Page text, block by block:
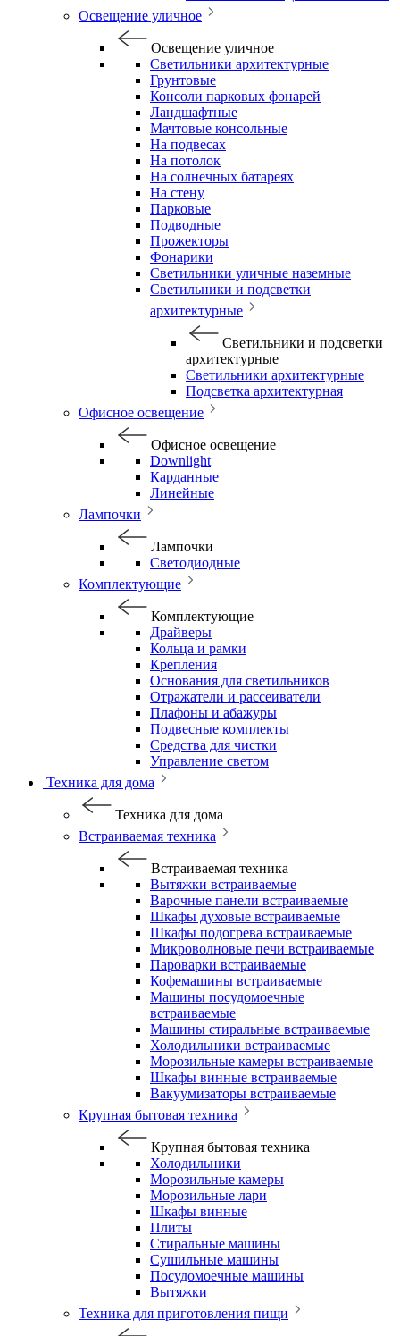
Освещение уличное
Освещение уличное
Светильники архитектурные
Грунтовые
Консоли парковых фонарей
Ландшафтные
Мачтовые консольные
На подвесах
На потолок
На солнечных батареях
На стену
Парковые
Подводные
Прожекторы
Фонарики
Светильники уличные наземные
Светильники и подсветки
архитектурные
Светильники и подсветки
архитектурные
Светильники архитектурные
Подсветка архитектурная
Офисное освещение
Офисное освещение
Downlight
Карданные
Линейные
Лампочки
Лампочки
Светодиодные
Комплектующие
Комплектующие
Драйверы
Кольца и рамки
Крепления
Основания для светильников
Отражатели и рассеиватели
Плафоны и абажуры
Подвесные комплекты
Средства для чистки
Управление светом
Техника для дома
Техника для дома
Встраиваемая техника
Встраиваемая техника
Вытяжки встраиваемые
Варочные панели встраиваемые
Шкафы духовые встраиваемые
Шкафы подогрева встраиваемые
Микроволновые печи встраиваемые
Пароварки встраиваемые
Кофемашины встраиваемые
Машины посудомоечные
встраиваемые
Машины стиральные встраиваемые
Холодильники встраиваемые
Морозильные камеры встраиваемые
Шкафы винные встраиваемые
Вакуумизаторы встраиваемые
Крупная бытовая техника
Крупная бытовая техника
Холодильники
Морозильные камеры
Морозильные лари
Шкафы винные
Плиты
Стиральные машины
Сушильные машины
Посудомоечные машины
Вытяжки
Техника для приготовления пищи